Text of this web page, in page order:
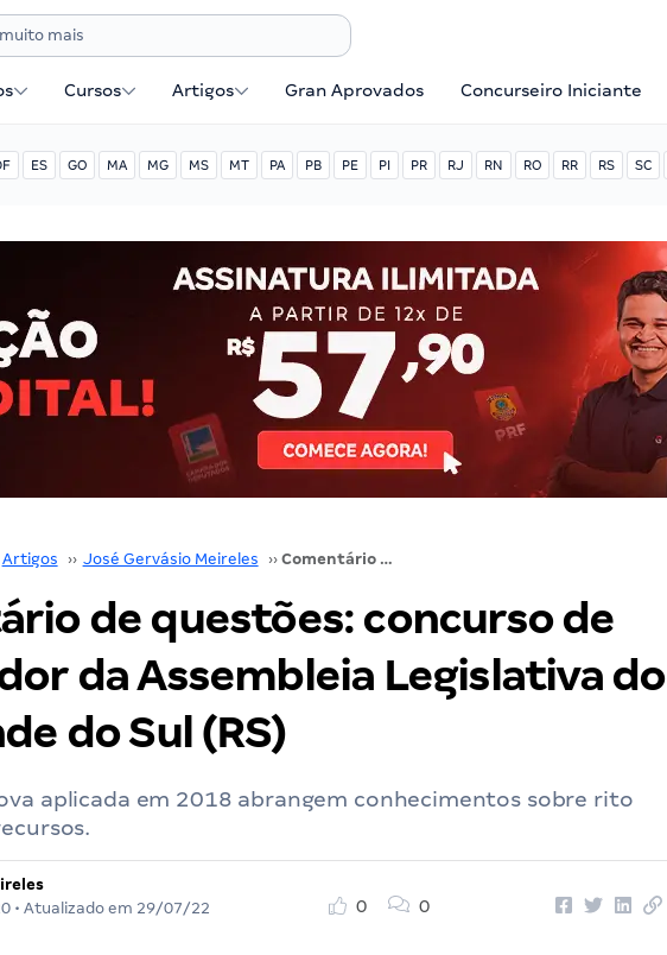
Cursos Artigos Gran Aprovados Concurseiro Iniciante
ES GO MA MG MS MT PA PB PE PI PR RJ RN RO RR RS SC
Artigos ›› José Gervásio Meireles ›› Comentário de questões: concurso de Procurador da Assembleia Legislativa do Rio Grande do Sul (RS)
de questões: concurso de
da Assembleia Legislativa do
do Sul (RS)
aplicada em 2018 abrangem conhecimentos sobre rito
• Atualizado em 29/07/22
0 0